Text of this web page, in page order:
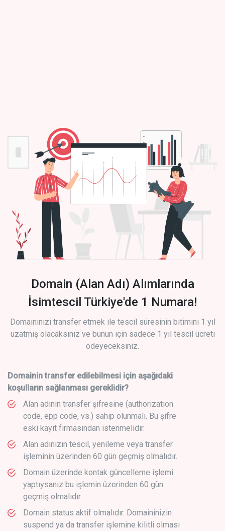
Domain (Alan Adı) Alımlarında
İsimtescil Türkiye'de 1 Numara!
Domaininizi transfer etmek ile tescil süresinin bitimini 1 yıl
uzatmış olacaksınız ve bunun için sadece 1 yıl tescil ücreti
ödeyeceksiniz.
Domainin transfer edilebilmesi için aşağıdaki
koşulların sağlanması gereklidir?
Alan adının transfer şifresine (authorization
code, epp code, vs.) sahip olunmalı. Bu şifre
eski kayıt firmasından istenmelidir.
Alan adınızın tescil, yenileme veya transfer
işleminin üzerinden 60 gün geçmiş olmalıdır.
Domain üzerinde kontak güncelleme işlemi
yaptıysanız bu işlemin üzerinden 60 gün
geçmiş olmalıdır.
Domain status aktif olmalıdır. Domaininizin
suspend ya da transfer işlemine kilitli olması